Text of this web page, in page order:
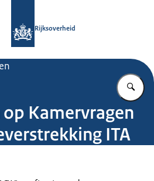
Rijksoverheid
Kamervragen
ITA